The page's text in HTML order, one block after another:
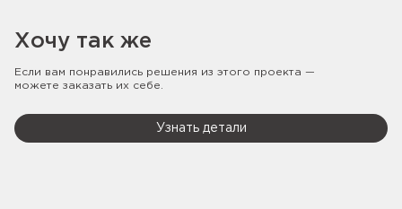
Хочу так же
Если вам понравились решения из этого проекта —
можете заказать их себе.
Узнать детали